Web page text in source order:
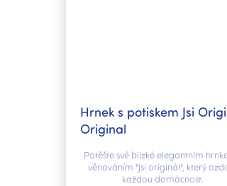
Hrnek s potiskem Jsi
Original
Potěšte své blízké elegantním
věnováním "Jsi originál", který
každou domácnost.